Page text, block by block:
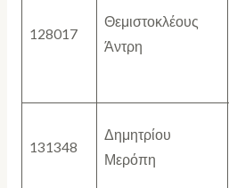
128017
Θεμιστοκλέους
Άντρη
131348
Δημητρίου
Μερόπη